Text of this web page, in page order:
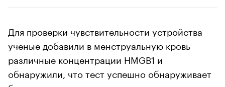
Для проверки чувствительности устройства
ученые добавили в менструальную кровь
различные концентрации HMGB1 и
обнаружили, что тест успешно обнаруживает